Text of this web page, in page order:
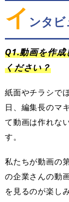
イ ンタビ
Q1.動画を作
ください？
紙面やチラシで
日、編集長のマ
て動画は作れな
す。
私たちが動画の
の企業さんの動
を見るのが楽し